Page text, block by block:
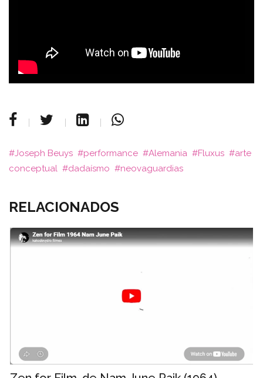
Joseph Beuys performance Alemania Fluxus
arte
conceptual
dadaísmo neovaguardias
RELACIONADOS